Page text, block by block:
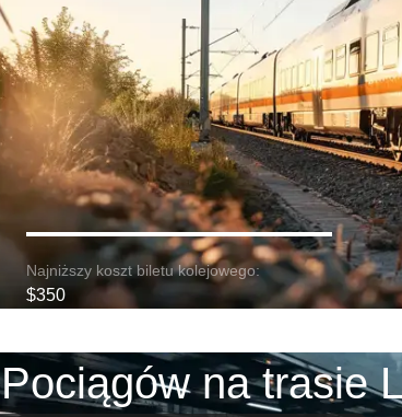
Najniższy koszt biletu kolejowego:
$350
Pociągów na trasie